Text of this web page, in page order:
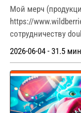
Мой мерч
https://
сотрудничеству
2026-06-04 - 31.5 мин